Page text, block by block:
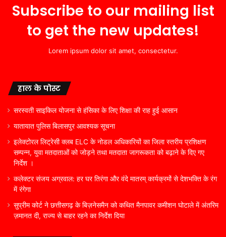
Subscribe to our mailing list
to get the new updates!
Lorem ipsum dolor sit amet, consectetur.
हाल के पोस्ट
सरस्वती साइकिल योजना से हंसिका के लिए शिक्षा की राह हुई आसान
यातायात पुलिस बिलासपुर आवश्यक सूचना
इलेक्टोरल लिट्रेसी क्लब ELC के नोडल अधिकारियों का जिला स्तरीय प्रशिक्षण
सम्पन्न, युवा मतदाताओं को जोड़ने तथा मतदाता जागरूकता को बढ़ाने के दिए गए
निर्देश ।
कलेक्टर संजय अग्रवाल: हर घर तिरंगा और वंदे मातरम् कार्यक्रमों से देशभक्ति के रंग
में रंगेगा
सुप्रीम कोर्ट ने छत्तीसगढ़ के बिज़नेसमैन को कथित मैनपावर कमीशन घोटाले में अंतरिम
ज़मानत दी, राज्य से बाहर रहने का निर्देश दिया